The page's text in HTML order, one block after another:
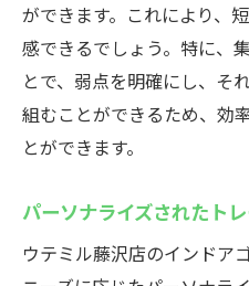
ができます。これにより、
感できるでしょう。特に、
とで、弱点を明確にし、そ
組むことができるため、効
とができます。
パーソナライズされたト
ウテミル藤沢店のインドア